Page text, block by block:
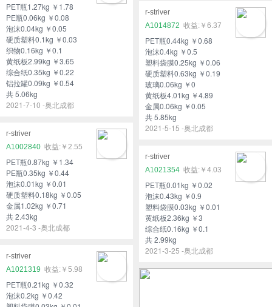
PET瓶1.27kg ￥1.78
PE瓶0.06kg ￥0.08
泡沫0.04kg ￥0.05
硬质塑料0.1kg ￥0.03
织物0.16kg ￥0.1
黄纸板2.99kg ￥3.65
综合纸0.35kg ￥0.22
铝拉罐0.09kg ￥0.54
共 5.06kg
2021-7-10 -奥北成都
r-striver
A1014872
￥6.37
PET瓶0.44kg ￥0.68
泡沫0.4kg ￥0.5
塑料袋膜0.25kg ￥0.06
硬质塑料0.63kg ￥0.19
玻璃0.06kg ￥0
黄纸板4.01kg ￥4.89
金属0.06kg ￥0.05
共 5.85kg
2021-5-15 -奥北成都
r-striver
A1002840
￥2.55
PET瓶0.87kg ￥1.34
PE瓶0.35kg ￥0.44
泡沫0.01kg ￥0.01
硬质塑料0.18kg ￥0.05
金属1.02kg ￥0.71
共 2.43kg
2021-4-3 -奥北成都
r-striver
A1021354
￥4.03
PET瓶0.01kg ￥0.02
泡沫0.43kg ￥0.9
塑料袋膜0.03kg ￥0.01
黄纸板2.36kg ￥3
综合纸0.16kg ￥0.1
共 2.99kg
2021-3-25 -奥北成都
r-striver
A1021319
￥5.98
PET瓶0.21kg ￥0.32
泡沫0.2kg ￥0.42